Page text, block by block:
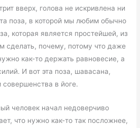
вверх, голова не искривлена ни
поза, в которой мы любим обычно
которая является простейшей, из
сделать, почему, потому что даже
как-то держать равновесие, а
И вот эта поза, шавасана,
совершенства в йоге.
человек начал недоверчиво
что нужно как-то так посложнее,